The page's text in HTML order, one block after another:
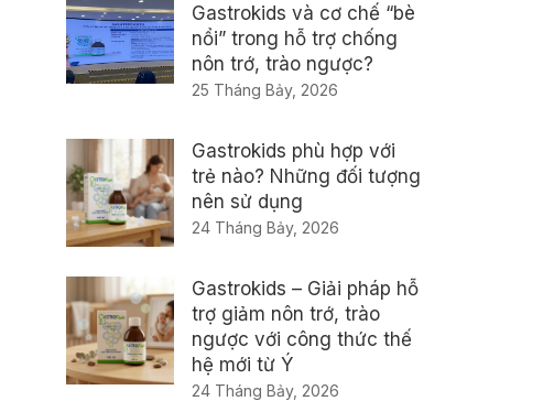
Gastrokids và cơ chế “bè
nổi” trong hỗ trợ chống
nôn trớ, trào ngược?
25 Tháng Bảy, 2026
Gastrokids phù hợp với
trẻ nào? Những đối tượng
nên sử dụng
24 Tháng Bảy, 2026
Gastrokids – Giải pháp hỗ
trợ giảm nôn trớ, trào
ngược với công thức thế
hệ mới từ Ý
24 Tháng Bảy, 2026